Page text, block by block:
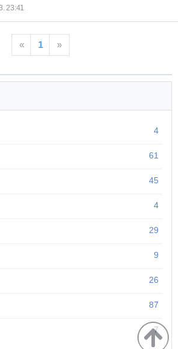
받게 됩니다. 이럴때 바르는 미백 화장품인 도미
도미나크림과 도미나스크림 두가지 종류가 있는
' 한글자 빼곤 동일 제품처럼 보입니다. 이것은 어
화장품 입니다. 성분이 다르기 때문에 구입하는 방
달라집니다. - 도미나크림 주성분이 하이드로퀴논
에 대한 위험이 있어 약국에서만 구매 가능한 '의약
23:41
« 1 »
4
61
45
4
29
9
26
87
7